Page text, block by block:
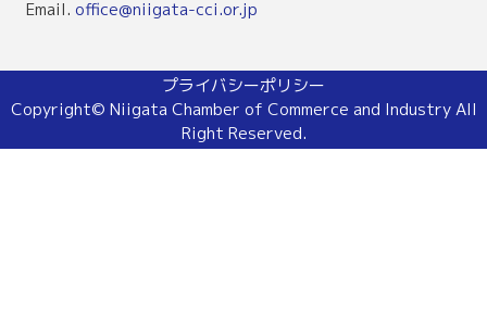
Email. office@niigata-cci.or.jp
プライバシーポリシー
Copyright© Niigata Chamber of Commerce and Industry All
Right Reserved.